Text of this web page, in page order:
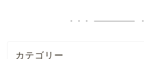
カテゴリー